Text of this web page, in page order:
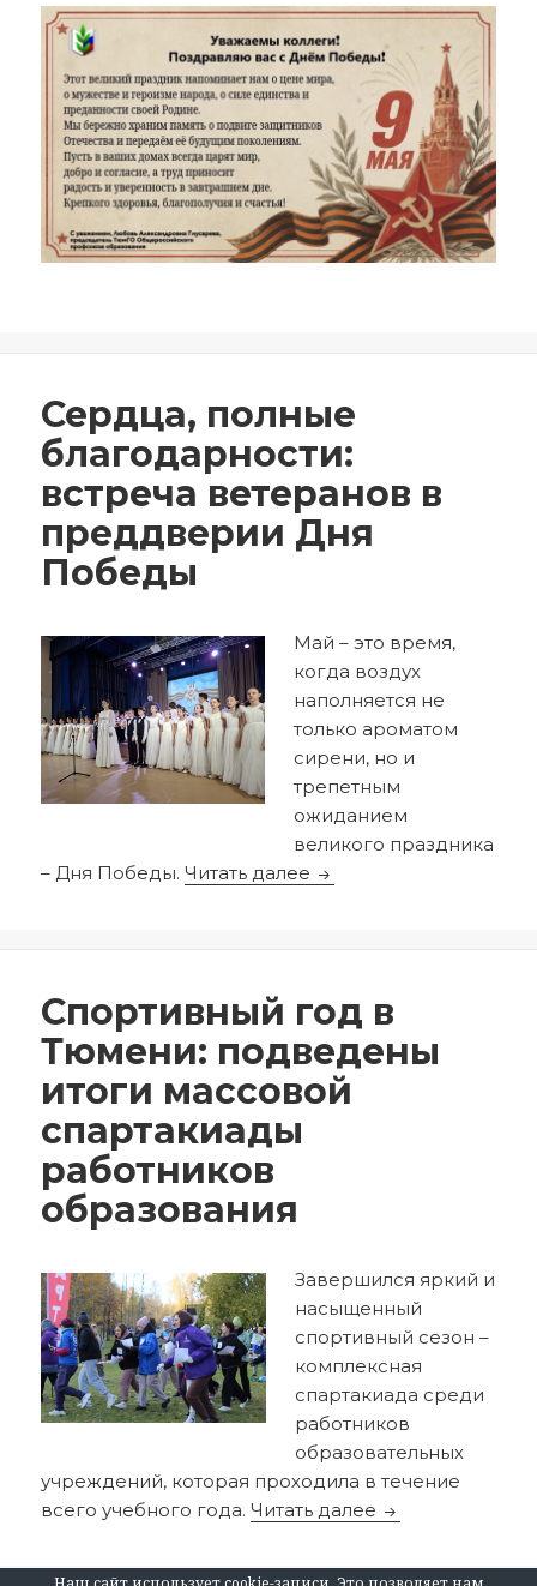
Сердца, полные
благодарности:
встреча ветеранов в
преддверии Дня
Победы
Май – это время,
когда воздух
наполняется не
только ароматом
сирени, но и
трепетным
ожиданием
великого праздника
– Дня Победы.Читать далее Сердца, полные
Спортивный год в
Тюмени: подведены
итоги массовой
спартакиады
работников
образования
Завершился яркий и
насыщенный
спортивный сезон –
комплексная
спартакиада среди
работников
образовательных
учреждений, которая проходила в течение
всего учебного года.Читать далее Спортивный